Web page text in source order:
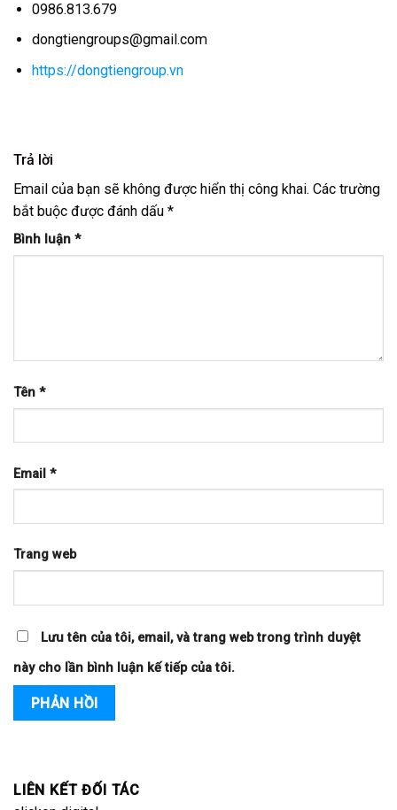
0986.813.679
dongtiengroups@gmail.com
https://dongtiengroup.vn
Trả lời
Email của bạn sẽ không được hiển thị công khai. Các trường
bắt buộc được đánh dấu *
Bình luận *
Tên *
Email *
Trang web
Lưu tên của tôi, email, và trang web trong trình duyệt
này cho lần bình luận kế tiếp của tôi.
LIÊN KẾT ĐỐI TÁC